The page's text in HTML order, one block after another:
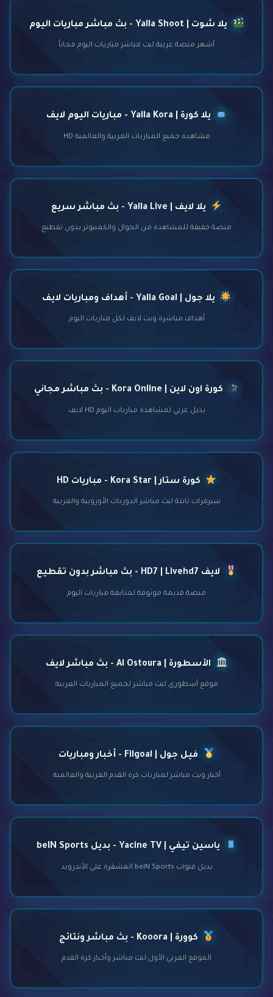
يلا شوت | Yalla Shoot - بث مباشر مباريات اليوم
أشهر منصة عربية لبث مباشر مباريات اليوم مجاناً
يلا كورة | Yalla Kora - مباريات اليوم لايف
مشاهدة جميع المباريات العربية والعالمية HD
يلا لايف | Yalla Live - بث مباشر سريع
منصة خفيفة للمشاهدة من الجوال والكمبيوتر بدون تقطيع
يلا جول | Yalla Goal - أهداف ومباريات لايف
أهداف مباشرة وبث لايف لكل مباريات اليوم
كورة اون لاين | Kora Online - بث مباشر مجاني
بديل عربي لمشاهدة مباريات اليوم HD لايف
كورة ستار | Kora Star - مباريات HD
سيرفرات ثابتة لبث مباشر الدوريات الأوروبية والعربية
لايف HD7 | Livehd7 - بث مباشر بدون تقطيع
منصة قديمة موثوقة لمتابعة مباريات اليوم
الأسطورة | Al Ostoura - بث مباشر لايف
موقع أسطوري لبث مباشر لجميع المباريات العربية
فيل جول | Filgoal - أخبار ومباريات
أخبار وبث مباشر لمباريات كرة القدم العربية والعالمية
ياسين تيفي | Yacine TV - بديل beIN Sports
بديل قنوات beIN Sports المشفرة على الأندرويد
كوورة | Kooora - بث مباشر ونتائج
الموقع العربي الأول لبث مباشر وأخبار كرة القدم